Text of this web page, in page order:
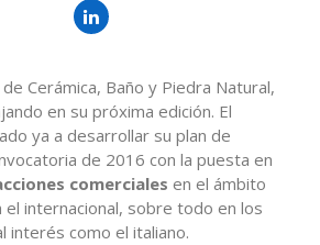
Cerámica, Baño y Piedra Natural,
en su próxima edición. El
ya a desarrollar su plan de
de 2016 con la puesta en
comerciales en el ámbito
el internacional, sobre todo en los
interés como el italiano.